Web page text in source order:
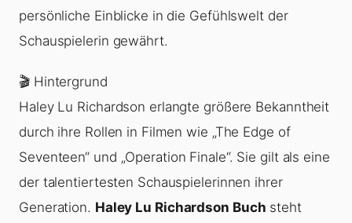
persönliche Einblicke in die Gefühlswelt der
Schauspielerin gewährt.
🎬 Hintergrund
Haley Lu Richardson erlangte größere Bekanntheit
durch ihre Rollen in Filmen wie „The Edge of
Seventeen“ und „Operation Finale“. Sie gilt als eine
der talentiertesten Schauspielerinnen ihrer
Generation. Haley Lu Richardson Buch steht